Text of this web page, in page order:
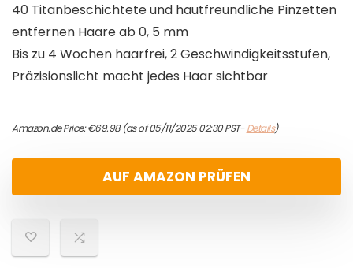
40 Titanbeschichtete und hautfreundliche Pinzetten
entfernen Haare ab 0, 5 mm
Bis zu 4 Wochen haarfrei, 2 Geschwindigkeitsstufen,
Präzisionslicht macht jedes Haar sichtbar
Amazon.de Price:€69.98(as of 05/11/2025 02:30 PST-Details)
AUF AMAZON PRÜFEN